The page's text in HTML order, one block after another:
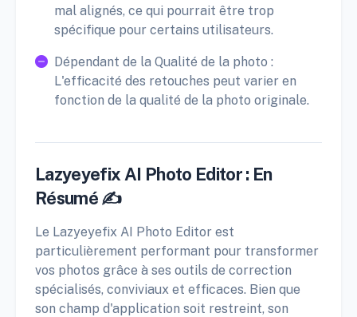
mal alignés, ce qui pourrait être trop
spécifique pour certains utilisateurs.
Dépendant de la Qualité de la photo :
L'efficacité des retouches peut varier en
fonction de la qualité de la photo originale.
Lazyeyefix AI Photo Editor : En
Résumé ✍️
Le Lazyeyefix AI Photo Editor est
particulièrement performant pour transformer
vos photos grâce à ses outils de correction
spécialisés, conviviaux et efficaces. Bien que
son champ d'application soit restreint, son